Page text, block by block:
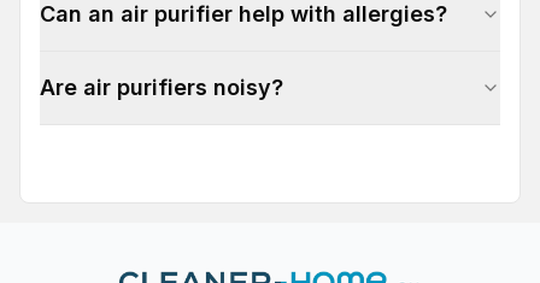
Can an air purifier help with allergies?
Are air purifiers noisy?